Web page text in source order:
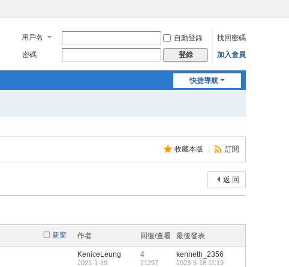
用戶名 自動登錄
找回密碼
密碼
登錄 加入會員
快捷導航
收藏本版 訂閱
返 回
新窗 作者 回復/查看 最後發表
KeniceLeung
2021-1-19
4
21297
kenneth_2356
2023-5-16 11:19